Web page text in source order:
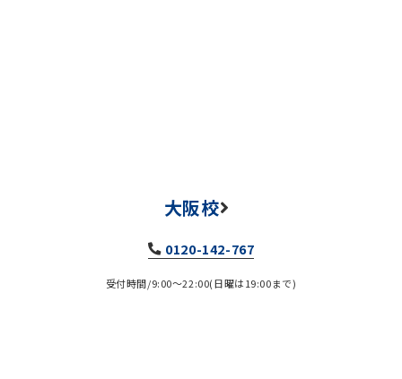
大阪校
0120-142-767
受付時間/9:00～22:00(日曜は19:00まで)